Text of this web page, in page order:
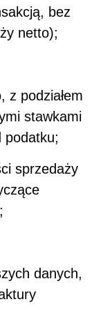
bez
netto);
z podziałem
stawkami
podatku;
sprzedaży
danych,